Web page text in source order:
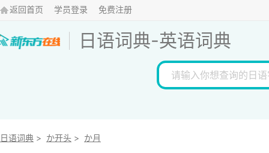
返回首页 学员登录 免费注册
日语词典-英语词典
日语词典 > か开头 > か月